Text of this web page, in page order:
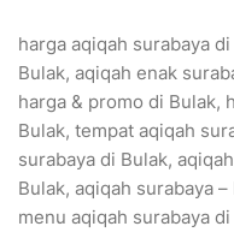
harga aqiqah surabaya
Bulak, aqiqah enak
harga & promo di Bulak,
Bulak, tempat aqiqah
surabaya di Bulak,
Bulak, aqiqah surabaya
menu aqiqah surabaya di